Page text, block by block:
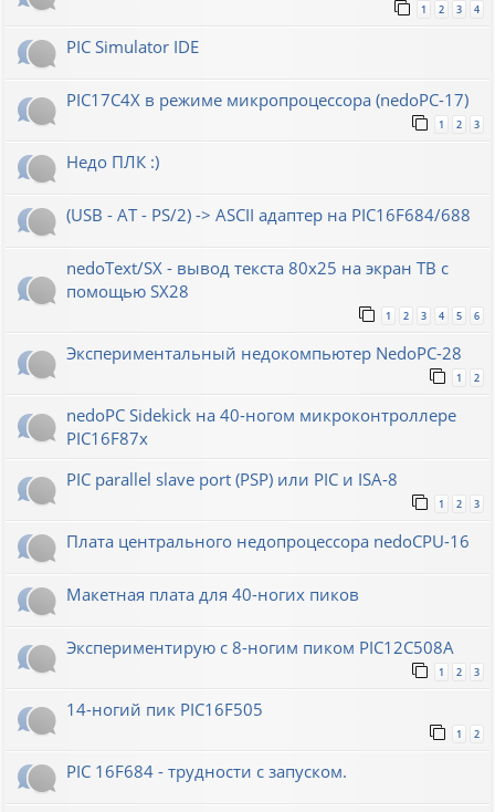
1 2 3 4
PIC Simulator IDE
PIC17C4X в режиме микропроцессора (nedoPC-17)
1 2 3
Недо ПЛК :)
(USB - AT - PS/2) -> ASCII адаптер на PIC16F684/688
nedoText/SX - вывод текста 80x25 на экран ТВ с
помощью SX28
1 2 3 4 5 6
Экспериментальный недокомпьютер NedoPC-28
1 2
nedoPC Sidekick на 40-ногом микроконтроллере
PIC16F87x
PIC parallel slave port (PSP) или PIC и ISA-8
1 2 3
Плата центрального недопроцессора nedoCPU-16
Макетная плата для 40-ногих пиков
Экспериментирую с 8-ногим пиком PIC12C508A
1 2 3
14-ногий пик PIC16F505
1 2
PIC 16F684 - трудности с запуском.